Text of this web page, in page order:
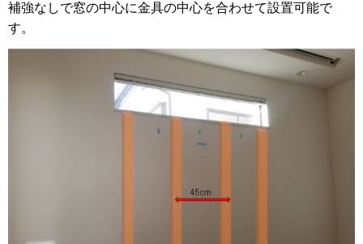
補強なしで窓の中心に金具の中心を合わせて設置可能で
す。